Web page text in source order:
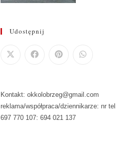
Udostępnij
Kontakt: okkolobrzeg@gmail.com
reklama/współpraca/dziennikarze: nr
697 770 107: 694 021 137